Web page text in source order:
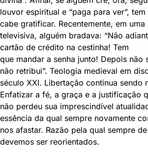
louvor espiritual e “paga para ver”,
cabe gratificar. Recentemente, em uma
televisiva, alguém bradava: “Não
cartão de crédito na cestinha! Tem
que mandar a senha junto! Depois não
não retribui”. Teologia medieval em
século XXI. Libertação continua sendo
Enfatizar a fé, a graça e a justificação
não perdeu sua imprescindível
essência da qual sempre novamente
nos afastar. Razão pela qual sempre
devemos ser reorientados.